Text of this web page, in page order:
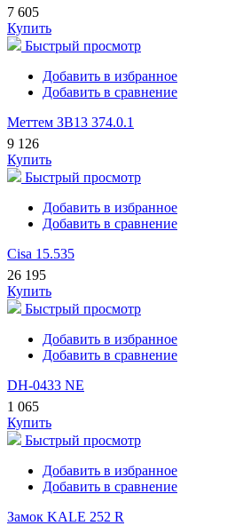
7 605
Купить
Быстрый просмотр
Добавить в избранное
Добавить в сравнение
Меттем ЗВ13 374.0.1
9 126
Купить
Быстрый просмотр
Добавить в избранное
Добавить в сравнение
Cisa 15.535
26 195
Купить
Быстрый просмотр
Добавить в избранное
Добавить в сравнение
DH-0433 NE
1 065
Купить
Быстрый просмотр
Добавить в избранное
Добавить в сравнение
Замок KALE 252 R